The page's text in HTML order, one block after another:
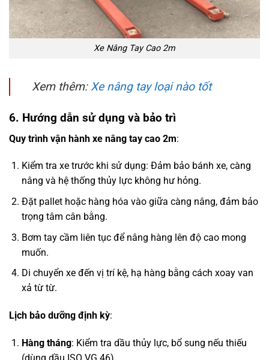
Xe Nâng Tay Cao 2m
Xem thêm:Xe nâng tay loại nào tốt
6. Hướng dẫn sử dụng và bảo trì
Quy trình vận hành xe nâng tay cao 2m:
Kiểm tra xe trước khi sử dụng: Đảm bảo bánh xe, càng
nâng và hệ thống thủy lực không hư hỏng.
Đặt pallet hoặc hàng hóa vào giữa càng nâng, đảm bảo
trọng tâm cân bằng.
Bơm tay cầm liên tục để nâng hàng lên độ cao mong
muốn.
Di chuyển xe đến vị trí kệ, hạ hàng bằng cách xoay van
xả từ từ.
Lịch bảo dưỡng định kỳ:
Hàng tháng: Kiểm tra dầu thủy lực, bổ sung nếu thiếu